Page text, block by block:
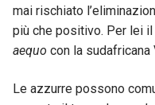
mai rischiato
più che positivo. Per lei il
aequo con la sudafricana
Le azzurre possono